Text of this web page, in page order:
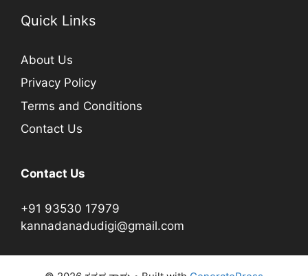
Quick Links
About Us
Privacy Policy
Terms and Conditions
Contact Us
Contact Us
+91 93530 17979
kannadanadudigi@gmail.com